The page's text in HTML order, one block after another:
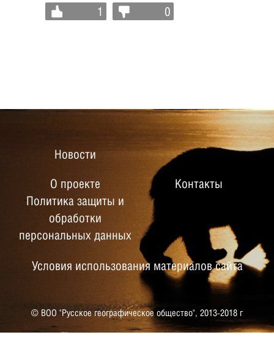
1 0
Новости
Условия использования материалов сайта
О проекте
Контакты
Политика защиты и
обработки
персональных данных
© ВОО "Русское географическое общество", 2013-2018 г